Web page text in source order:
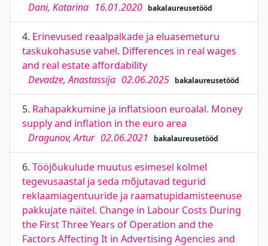
Dani, Katarina 16.01.2020 bakalaureusetööd
4. Erinevused reaalpalkade ja eluasemeturu
taskukohasuse vahel. Differences in real wages
and real estate affordability
Devadze, Anastassija 02.06.2025 bakalaureusetööd
5. Rahapakkumine ja inflatsioon euroalal. Money
supply and inflation in the euro area
Dragunov, Artur 02.06.2021 bakalaureusetööd
6. Tööjõukulude muutus esimesel kolmel
tegevusaastal ja seda mõjutavad tegurid
reklaamiagentuuride ja raamatupidamisteenuse
pakkujate näitel. Change in Labour Costs During
the First Three Years of Operation and the
Factors Affecting It in Advertising Agencies and